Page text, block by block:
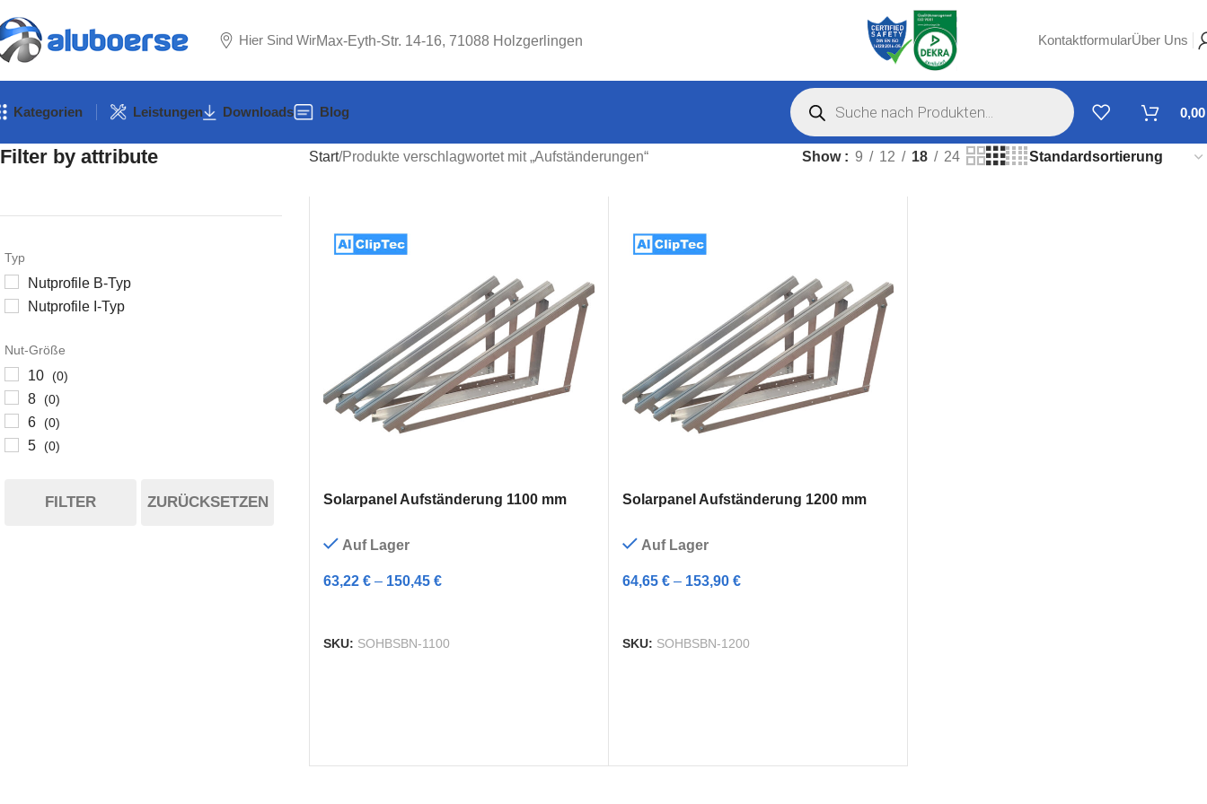
Hier Sind WirMax-Eyth-Str. 14-16, 71088 Holzgerlingen KontaktformularÜber Uns
Kategorien Leistungen Downloads Blog
Filter by attribute
Typ
Nutprofile B-Typ
Nutprofile I-Typ
Nut-Größe
10 (0)
8 (0)
6 (0)
5 (0)
FILTER ZURÜCKSETZEN
Start Produkte verschlagwortet mit „Aufständerungen“ Show 9 12 18 24
Solarpanel Aufständerung 1100 mm
Auf Lager
63,22 € – 150,45 €
SKU: SOHBSBN-1100
Solarpanel Aufständerung 1200 mm
Auf Lager
64,65 € – 153,90 €
SKU: SOHBSBN-1200